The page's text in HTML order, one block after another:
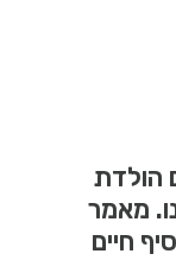
הולדת
ממנו. מאמר
חיים